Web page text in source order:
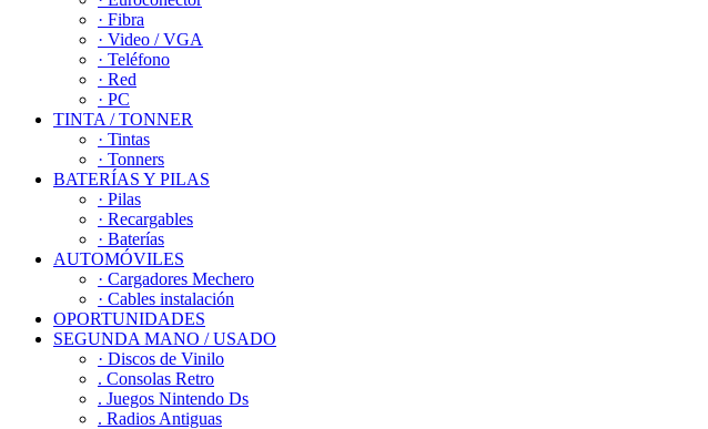
· Fibra
· Video / VGA
· Teléfono
· Red
· PC
TINTA / TONNER
· Tintas
· Tonners
BATERÍAS Y PILAS
· Pilas
· Recargables
· Baterías
AUTOMÓVILES
· Cargadores Mechero
· Cables instalación
OPORTUNIDADES
SEGUNDA MANO / USADO
· Discos de Vinilo
. Consolas Retro
. Juegos Nintendo Ds
. Radios Antiguas